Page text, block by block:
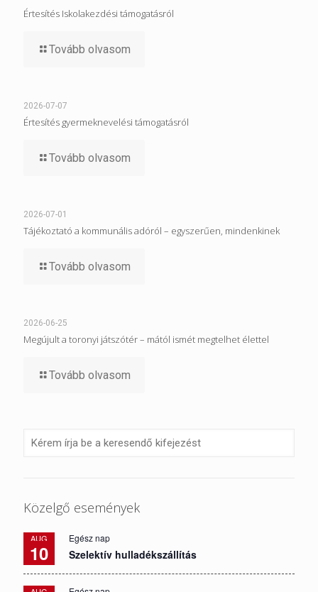
Értesítés Iskolakezdési támogatásról
Tovább olvasom
2026-07-07
Értesítés gyermeknevelési támogatásról
Tovább olvasom
2026-07-01
Tájékoztató a kommunális adóról – egyszerűen, mindenkinek
Tovább olvasom
2026-06-25
Megújult a toronyi játszótér – mától ismét megtelhet élettel
Tovább olvasom
Közelgő események
AUG
10
Egész nap
Szelektív hulladékszállítás